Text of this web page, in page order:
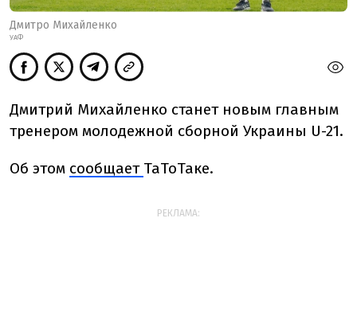
Дмитро Михайленко
УАФ
Дмитрий Михайленко станет новым главным
тренером молодежной сборной Украины U-21.
Об этом сообщает ТаТоТаке.
РЕКЛАМА: